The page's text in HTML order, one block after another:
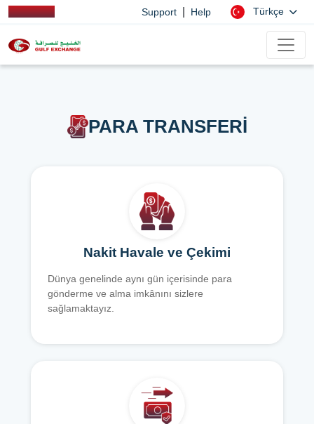
Support Help Türkçe
PARA TRANSFERİ
Nakit Havale ve Çekimi
Dünya genelinde aynı gün içerisinde para
gönderme ve alma imkânını sizlere
sağlamaktayız.